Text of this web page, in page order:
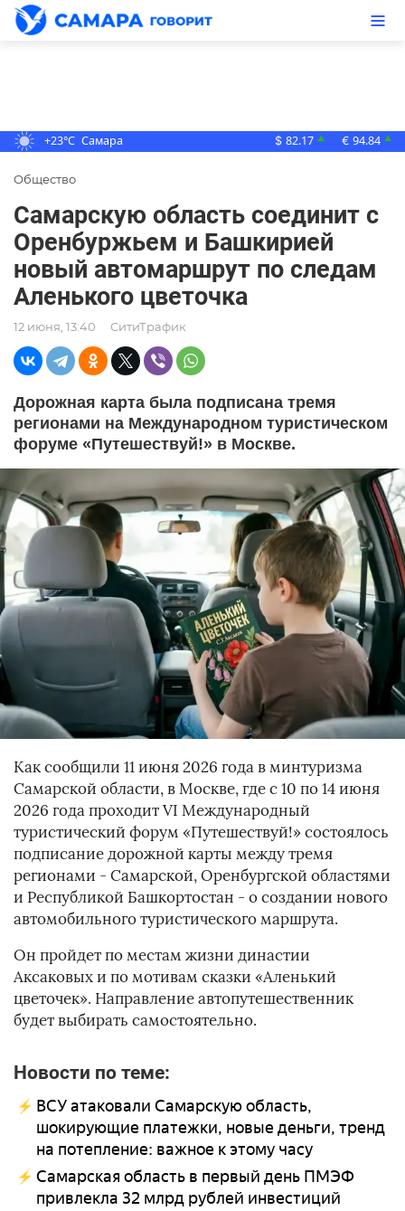
+23°C Самара $ 82.17 ▲ € 94.84 ▲
Общество
Самарскую область соединит с
Оренбуржьем и Башкирией
новый автомаршрут по следам
Аленького цветочка
12 июня, 13:40 СитиТрафик
Дорожная карта была подписана тремя
регионами на Международном туристическом
форуме «Путешествуй!» в Москве.
Как сообщили 11 июня 2026 года в минтуризма
Самарской области, в Москве, где с 10 по 14 июня
2026 года проходит VI Международный
туристический форум «Путешествуй!» состоялось
подписание дорожной карты между тремя
регионами - Самарской, Оренбургской областями
и Республикой Башкортостан - о создании нового
автомобильного туристического маршрута.
Он пройдет по местам жизни династии
Аксаковых и по мотивам сказки «Аленький
цветочек». Направление автопутешественник
будет выбирать самостоятельно.
Новости по теме:
ВСУ атаковали Самарскую область,
шокирующие платежки, новые деньги, тренд
на потепление: важное к этому часу
Самарская область в первый день ПМЭФ
привлекла 32 млрд рублей инвестиций